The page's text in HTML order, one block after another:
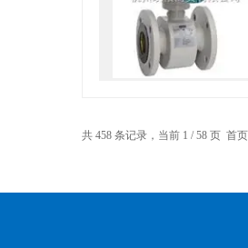
共 458 条记录，当前 1 / 58 页 首